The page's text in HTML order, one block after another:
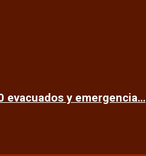
evacuados y emergencia…